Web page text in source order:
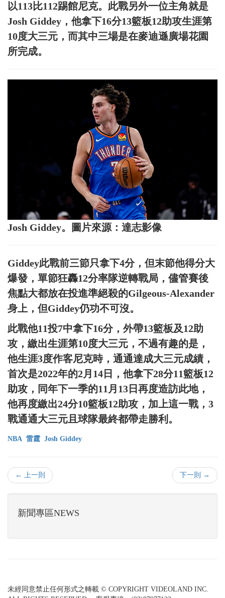
以113比112踢館尼克。此戰另外一位主角就是
Josh Giddey，他拿下16分13籃板12助攻生涯第
10度大三元，而其中三場是在麥迪遜廣場花園
所完成。
Josh Giddey。圖片來源：達志影像
Giddey此戰前三節只拿下4分，但末節他得分大
爆發，單節狂轟12分率隊逆轉戰局，儘管賽後
焦點大都放在投進準絕殺的Gilgeous-Alexander
身上，但Giddey仍功不可沒。
此戰他11投7中拿下16分，外帶13籃板及12助
攻，繳出生涯第10度大三元，不過有趣的是，
他生涯3度作客尼克時，通通達成大三元成績，
首次是2022年的2月14日，他拿下28分11籃板12
助攻，同年下一季的11月13日再度造訪此地，
他再度繳出24分10籃板12助攻，加上這一戰，3
戰通通大三元且球隊最終都帶走勝利。
NBA 雷霆 Josh Giddey
← 上一則 下一則 →
新聞專區NEWS
未經同意禁止任何形式之轉載 © COPYRIGHT VIDEOLAND INC.